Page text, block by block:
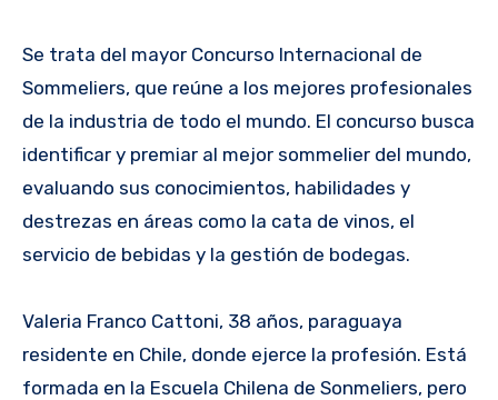
Se trata del mayor Concurso Internacional de
Sommeliers, que reúne a los mejores profesionales
de la industria de todo el mundo. El concurso busca
identificar y premiar al mejor sommelier del mundo,
evaluando sus conocimientos, habilidades y
destrezas en áreas como la cata de vinos, el
servicio de bebidas y la gestión de bodegas.
Valeria Franco Cattoni, 38 años, paraguaya
residente en Chile, donde ejerce la profesión. Está
formada en la Escuela Chilena de Sonmeliers, pero